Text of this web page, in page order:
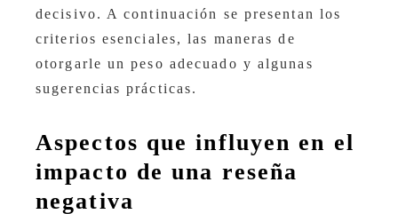
decisivo. A continuación se presentan los
criterios esenciales, las maneras de
otorgarle un peso adecuado y algunas
sugerencias prácticas.
Aspectos que influyen en el
impacto de una reseña
negativa